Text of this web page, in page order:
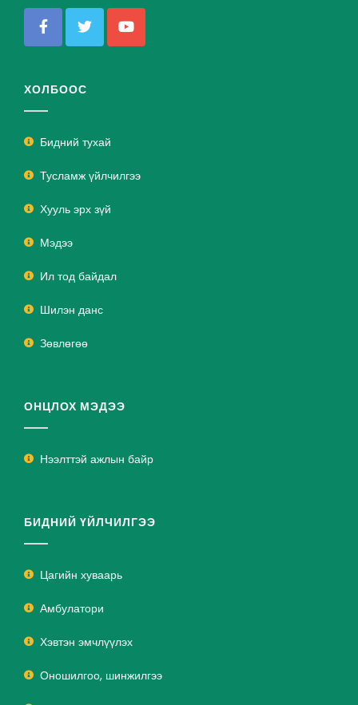
ХОЛБООС
Бидний тухай
Тусламж үйлчилгээ
Хууль эрх зүй
Мэдээ
Ил тод байдал
Шилэн данс
Зөвлөгөө
ОНЦЛОХ МЭДЭЭ
Нээлттэй ажлын байр
БИДНИЙ ҮЙЛЧИЛГЭЭ
Цагийн хуваарь
Амбулатори
Хэвтэн эмчлүүлэх
Оношилгоо, шинжилгээ